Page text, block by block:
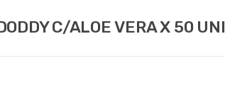
C/ALOE VERA X 50 UNI